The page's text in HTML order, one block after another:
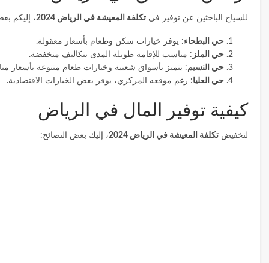
للسياح الباحثين عن توفير في تكلفة المعيشة في الرياض 2024 ، إليكم
حي البطحاء: يوفر خيارات سكن وطعام بأسعار معقولة.
حي الملز : مناسب للإقامة طويلة المدى بتكاليف منخفضة.
حي النسيم: يتميز بأسواق شعبية وخيارات طعام متنوعة بأسعار
حي العليا: رغم موقعه المركزي، يوفر بعض الخيارات الاقتصادية.
كيفية توفير المال في الرياض
لتخفيض تكلفة المعيشة في الرياض 2024 ، إليك بعض النصائح: